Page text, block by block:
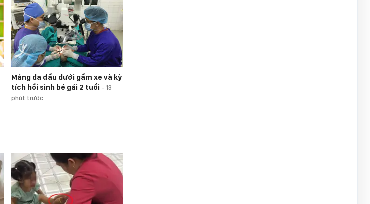
Mảng da đầu dưới gầm xe và kỳ
tích hồi sinh bé gái 2 tuổi - 13
phút trước